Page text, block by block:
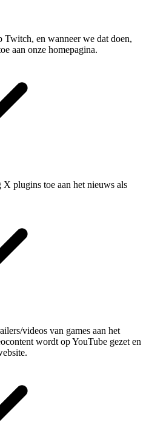
Twitch, en wanneer we dat doen,
aan onze homepagina.
plugins toe aan het nieuws als
videos van games aan het
wordt op YouTube gezet en